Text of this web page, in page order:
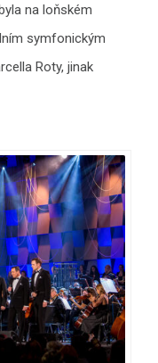
na loňském
symfonickým
Roty, jinak